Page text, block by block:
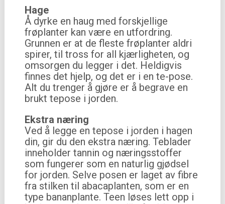
Hage
Å dyrke en haug med forskjellige
frøplanter kan være en utfordring.
Grunnen er at de fleste frøplanter aldri
spirer, til tross for all kjærligheten, og
omsorgen du legger i det. Heldigvis
finnes det hjelp, og det er i en te-pose.
Alt du trenger å gjøre er å begrave en
brukt tepose i jorden.
Ekstra næring
Ved å legge en tepose i jorden i hagen
din, gir du den ekstra næring. Teblader
inneholder tannin og næringsstoffer
som fungerer som en naturlig gjødsel
for jorden. Selve posen er laget av fibre
fra stilken til abacaplanten, som er en
type bananplante. Teen løses lett opp i